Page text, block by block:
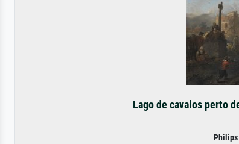
Lago de cavalos perto
Philips